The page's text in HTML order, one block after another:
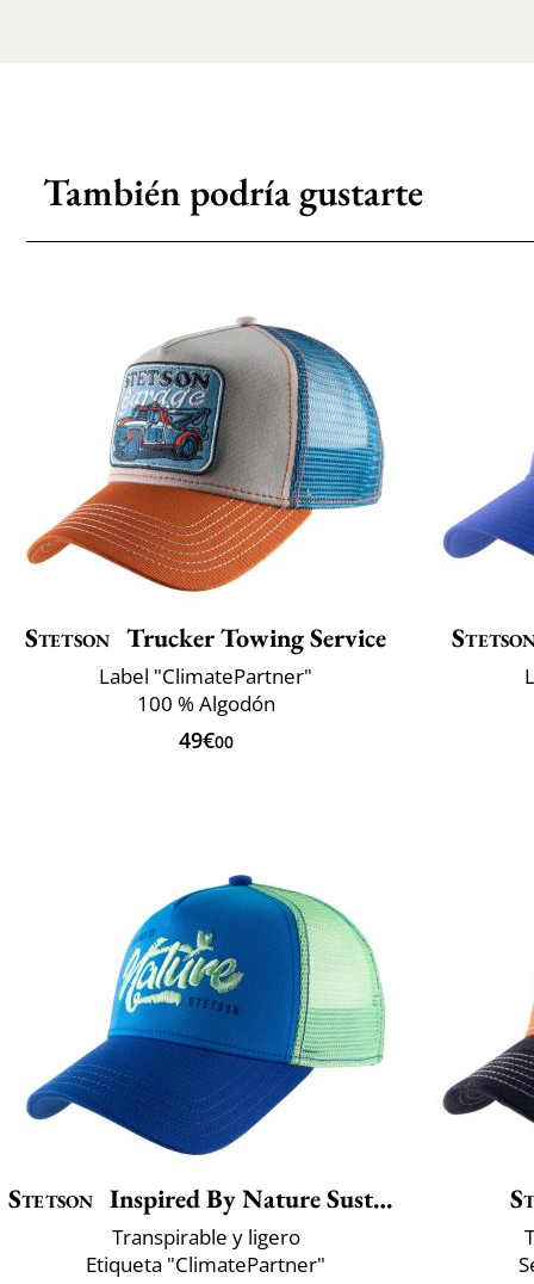
También podría gustarte
Stetson Trucker Towing Service
Label "ClimatePartner"
100 % Algodón
49€00
Stetson Inspired By Nature Sustainable
Transpirable y ligero
Etiqueta "ClimatePartner"